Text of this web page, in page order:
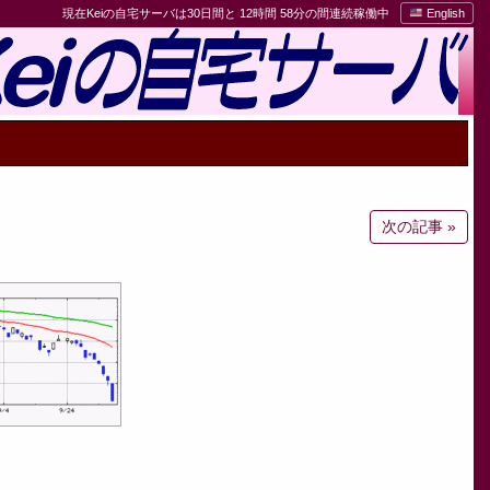
現在Keiの自宅サーバは30日間と 12時間 58分の間連続稼働中 English
次の記事 »